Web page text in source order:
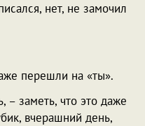
нет, не замочил
перешли на «ты».
– заметь, что это даже
вчерашний день,